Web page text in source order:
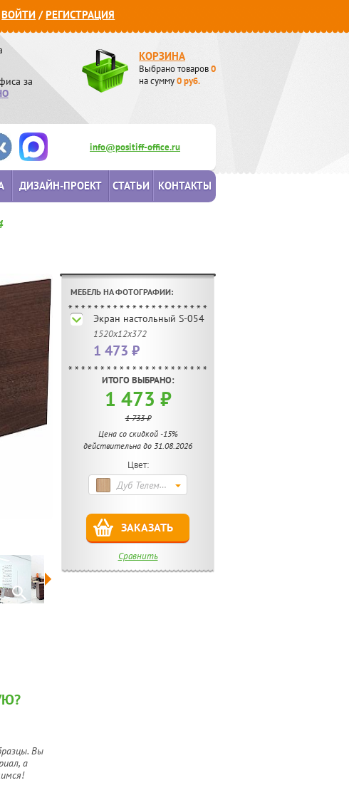
ВОЙТИ /РЕГИСТРАЦИЯ
за
КОРЗИНА
Выбрано товаров0
на сумму0руб.
info@positiff-office.ru
ДИЗАЙН-ПРОЕКТ СТАТЬИ КОНТАКТЫ
МЕБЕЛЬ НА ФОТОГРАФИИ:
Экран настольный S-054
1520х12х372
1 473 ₽
ИТОГО ВЫБРАНО:
1 473 ₽
1 733 ₽
Цена со скидкой -15%
действительна до 31.08.2026
Цвет:
Дуб Телемарк
ЗАКАЗАТЬ
Сравнить
Вы
а